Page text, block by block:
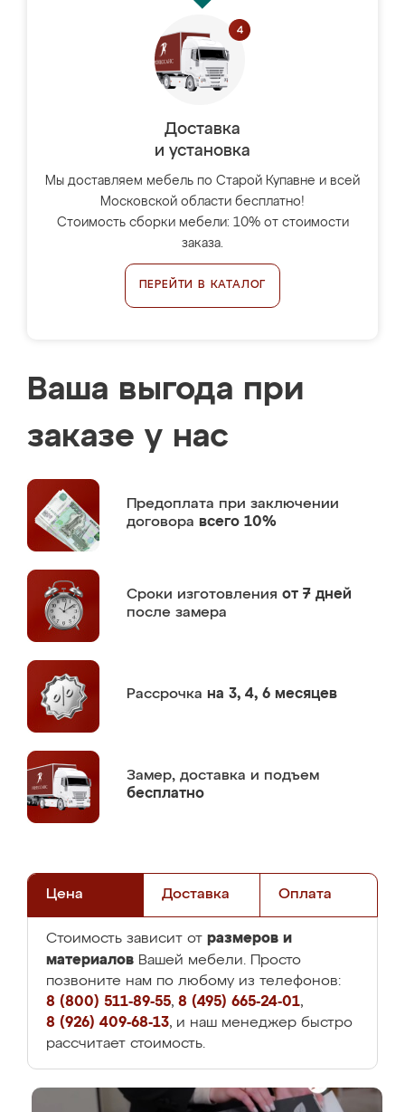
Доставка
и установка
Мы доставляем мебель по Старой Купавне и всей
Московской области бесплатно!
Стоимость сборки мебели: 10% от стоимости
заказа.
ПЕРЕЙТИ В КАТАЛОГ
Ваша выгода при
заказе у нас
Предоплата при заключении
договора всего 10%
Сроки изготовления от 7 дней
после замера
Рассрочка на 3, 4, 6 месяцев
Замер, доставка и подъем
бесплатно
Цена Доставка Оплата
Стоимость зависит от размеров и
материалов Вашей мебели. Просто
позвоните нам по любому из телефонов:
8 (800) 511-89-55, 8 (495) 665-24-01,
8 (926) 409-68-13, и наш менеджер быстро
рассчитает стоимость.